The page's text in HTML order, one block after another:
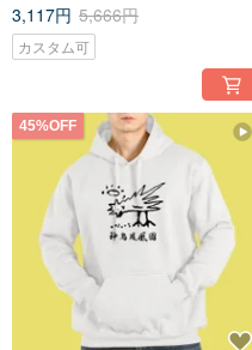
T
3,117円 5,666円
カスタム可
45%OFF